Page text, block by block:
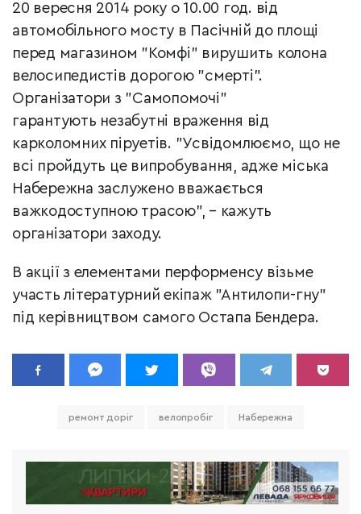
20 вересня 2014 року о 10.00 год. від
автомобільного мосту в Пасічній до площі
перед магазином "Комфі" вирушить колона
велосипедистів дорогою "смерті".
Організатори з "Самопомочі"
гарантують незабутні враження від
карколомних піруетів. "Усвідомлюємо, що не
всі пройдуть це випробування, адже міська
Набережна заслужено вважається
важкодоступною трасою", – кажуть
організатори заходу.
В акції з елементами перформенсу візьме
участь літературний екіпаж "Антилопи-гну"
під керівництвом самого Остапа Бендера.
ремонт доріг велопробіг Набережна